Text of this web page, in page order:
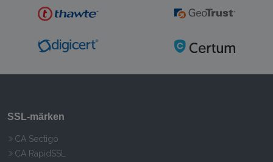
SSL‑märken
CA Sectigo
CA RapidSSL